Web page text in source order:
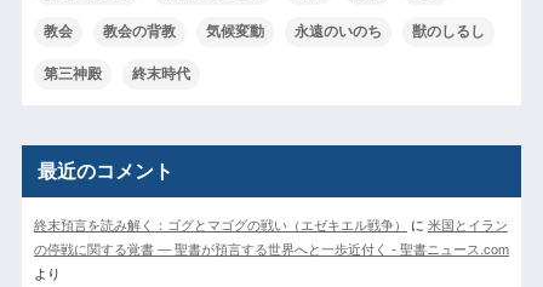
教会 教会の背教 気候変動 永遠のいのち 獣のしるし
第三神殿 終末時代
最近のコメント
終末預言を読み解く：ゴグとマゴグの戦い（エゼキエル戦争） に 米国とイラン
の停戦に関する覚書 ― 聖書が預言する世界へと一歩近付く - 聖書ニュース.com
より